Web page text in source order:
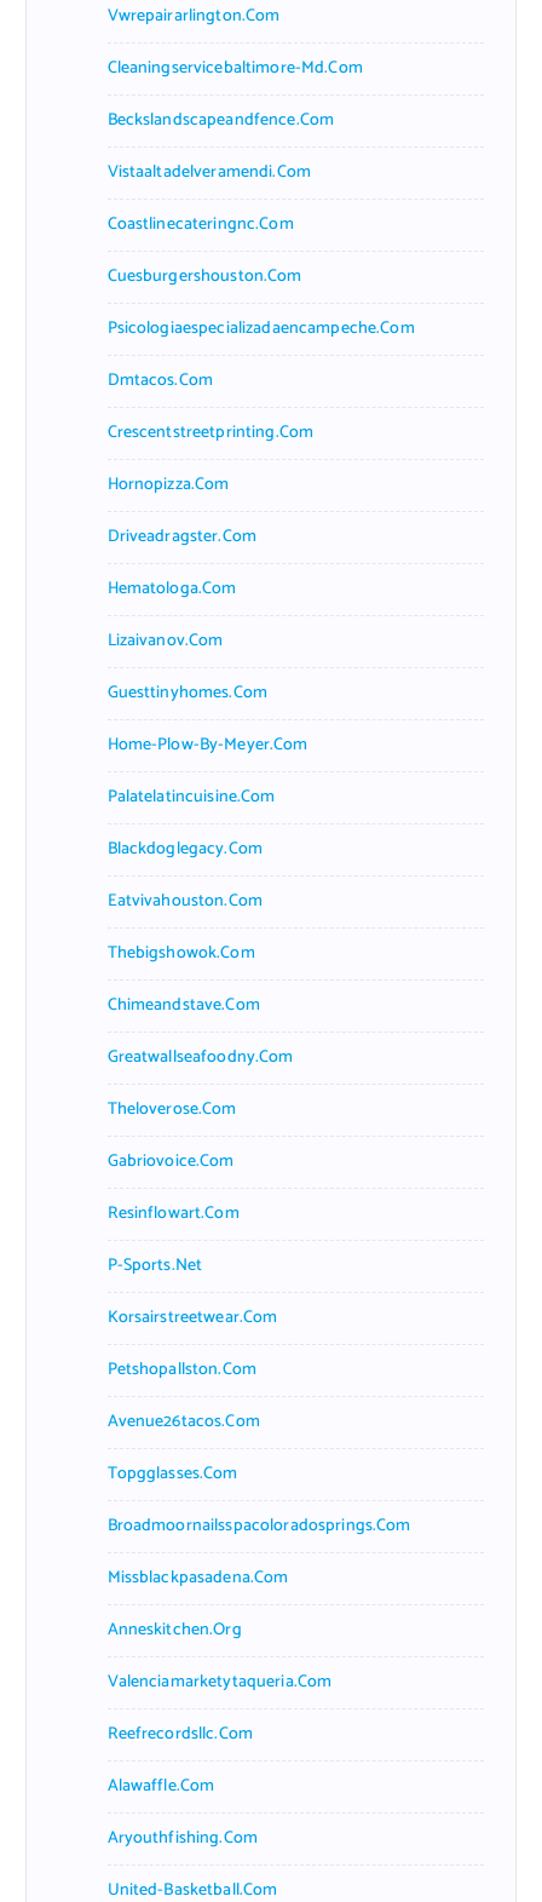
Vwrepairarlington.com
Cleaningservicebaltimore-Md.com
Beckslandscapeandfence.com
Vistaaltadelveramendi.com
Coastlinecateringnc.com
Cuesburgershouston.com
Psicologiaespecializadaencampeche.com
Dmtacos.com
Crescentstreetprinting.com
Hornopizza.com
Driveadragster.com
Hematologa.com
Lizaivanov.com
Guesttinyhomes.com
Home-Plow-By-Meyer.com
Palatelatincuisine.com
Blackdoglegacy.com
Eatvivahouston.com
Thebigshowok.com
Chimeandstave.com
Greatwallseafoodny.com
Theloverose.com
Gabriovoice.com
Resinflowart.com
P-Sports.net
Korsairstreetwear.com
Petshopallston.com
Avenue26tacos.com
Topgglasses.com
Broadmoornailsspacoloradosprings.com
Missblackpasadena.com
Anneskitchen.org
Valenciamarketytaqueria.com
Reefrecordsllc.com
Alawaffle.com
Aryouthfishing.com
United-Basketball.com